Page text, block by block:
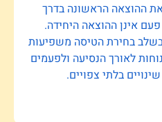
את ההוצאה הראשונה בדרך
אינן ההוצאה היחידה.
בחירת הטיסה משפיעות
לאורך הנסיעה ולפעמים
בלתי צפויים.